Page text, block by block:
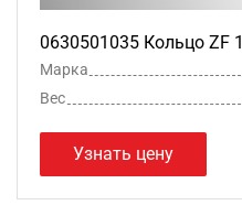
0630501035 Кольцо ZF
Марка
Вес
Узнать цену